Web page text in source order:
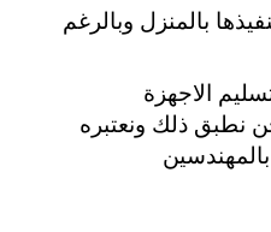
بالمنزل وبالرغم
تسليم الاجهزة
نطبق ذلك ونعتبره